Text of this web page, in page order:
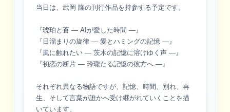
当日は、武岡 隆の刊行作品を持参する予定です。
『琥珀と蒼 ― AIが愛した時間 ―』
『日溜まりの旋律 ― 愛とハミングの記憶 ―』
『風に触れたい ― 茨木の記憶に溶けゆく声 ―』
『初恋の断片 ― 玲瓏たる記憶の彼方へ ―』
それぞれ異なる物語ですが、記憶、時間、別れ、再
生、そして言葉が誰かへ受け継がれていくことを描
いています。